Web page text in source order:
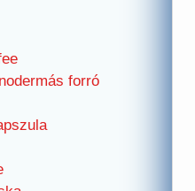
forró